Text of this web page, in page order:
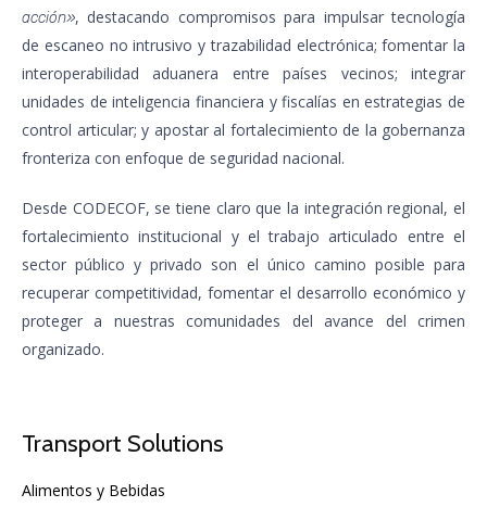
acción», destacando compromisos para impulsar tecnología
de escaneo no intrusivo y trazabilidad electrónica; fomentar la
interoperabilidad aduanera entre países vecinos; integrar
unidades de inteligencia financiera y fiscalías en estrategias de
control articular; y apostar al fortalecimiento de la gobernanza
fronteriza con enfoque de seguridad nacional.
Desde CODECOF, se tiene claro que la integración regional, el
fortalecimiento institucional y el trabajo articulado entre el
sector público y privado son el único camino posible para
recuperar competitividad, fomentar el desarrollo económico y
proteger a nuestras comunidades del avance del crimen
organizado.
Transport Solutions
Alimentos y Bebidas